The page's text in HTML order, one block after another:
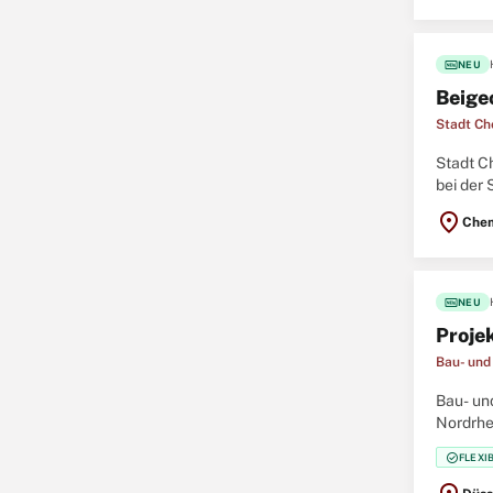
fiber_newNEU
Stadt
Stadt
bei der
location_on
fiber_newNEU
Bau-
Bau-
(w/m/d)
check_circle